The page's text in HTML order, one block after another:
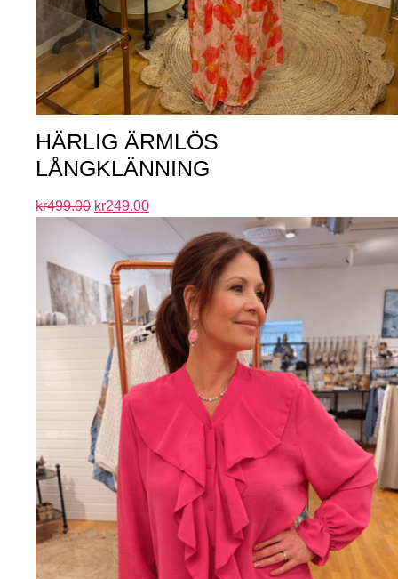
HÄRLIG ÄRMLÖS
LÅNGKLÄNNING
kr499.00 kr249.00